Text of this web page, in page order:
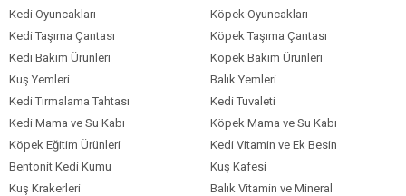
Kedi Oyuncakları
Köpek Oyuncakları
Kedi Taşıma Çantası
Köpek Taşıma Çantası
Kedi Bakım Ürünleri
Köpek Bakım Ürünleri
Kuş Yemleri
Balık Yemleri
Kedi Tırmalama Tahtası
Kedi Tuvaleti
Kedi Mama ve Su Kabı
Köpek Mama ve Su Kabı
Köpek Eğitim Ürünleri
Kedi Vitamin ve Ek Besin
Bentonit Kedi Kumu
Kuş Kafesi
Kuş Krakerleri
Balık Vitamin ve Mineral